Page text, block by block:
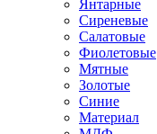
Янтарные
Сиреневые
Салатовые
Фиолетовые
Мятные
Золотые
Синие
Материал